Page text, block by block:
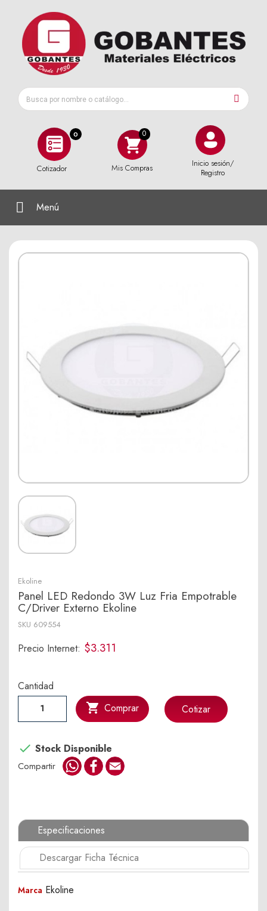
0
Cotizador Mis Compras
Inicio sesión/
Registro
Menú
Ekoline
Panel LED Redondo 3W Luz Fria Empotrable
C/Driver Externo Ekoline
SKU 609554
Precio Internet: $3.311
Cantidad
 Comprar
 Stock Disponible
Cotizar
Compartir WhatsApp
Facebook
Especificaciones
Descargar Ficha Técnica
Marca Ekoline